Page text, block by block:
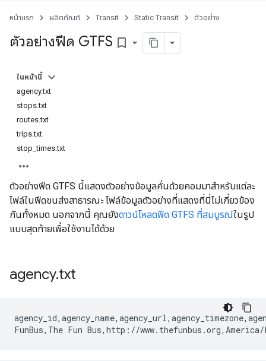
หน้าแรก ผลิตภัณฑ์ Transit Static Transit ตัวอย่าง
ตัวอย่างฟีด GTFS bookmark_border
ในหน้านี้
agency.txt
stops.txt
routes.txt
trips.txt
stop_times.txt
ตัวอย่างฟีด GTFS นี้แสดงตัวอย่างข้อมูลคั่นด้วยคอมมาสำหรับแต่ละ
ไฟล์ในฟีดขนส่งสาธารณะ ไฟล์ข้อมูลตัวอย่างที่แสดงที่นี่ไม่เกี่ยวข้อง
กันทั้งหมด นอกจากนี้ คุณยังดาวน์โหลดฟีด GTFS ที่สมบูรณ์ในรูป
แบบสุดท้ายเพื่อใช้งานได้ด้วย
agency.txt